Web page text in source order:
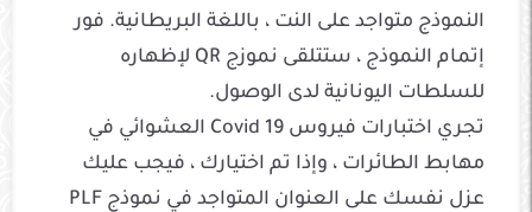
النموذج متواجد على النت ، باللغة البريطانية. فور
إتمام النموذج ، ستتلقى نموزج QR لإظهاره
للسلطات اليونانية لدى الوصول.
تجري اختبارات فيروس Covid 19 العشوائي في
مهابط الطائرات ، وإذا تم اختيارك ، فيجب عليك
عزل نفسك على العنوان المتواجد في نموذج PLF